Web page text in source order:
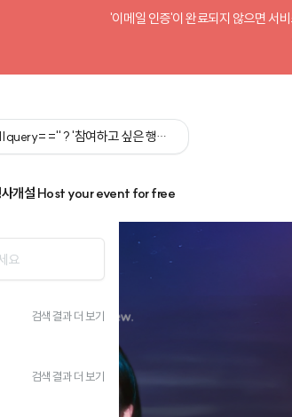
'이메일 인증'이 완료되지 않으면 서
? '참여하고 싶은 행사를 검색해 보세요':query)
개설 Host your event for free
검색 결과 더 보기
검색 결과 더 보기